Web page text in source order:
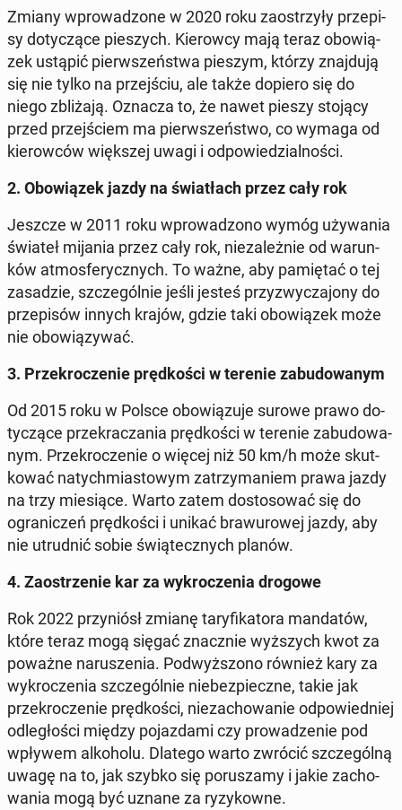
Zmiany wpro­wa­dzo­ne w 2020 roku za­ostrzy­ły prze­pi­
sy do­ty­czą­ce pie­szych. Kie­row­cy mają teraz obo­wią­
zek ustąpić pierw­szeń­stwa pieszym, którzy znaj­du­ją
się nie tylko na przej­ściu, ale także dopiero się do
niego zbli­ża­ją. Oznacza to, że nawet pieszy stojący
przed przej­ściem ma pierw­szeń­stwo, co wymaga od
kie­row­ców więk­szej uwagi i od­po­wie­dzial­no­ści.
2. Obo­wią­zek jazdy na świa­tłach przez cały rok
Jeszcze w 2011 roku wpro­wa­dzo­no wymóg uży­wa­nia
świateł mijania przez cały rok, nie­za­leż­nie od wa­run­
ków at­mos­fe­rycz­nych. To ważne, aby pa­mię­tać o tej
za­sa­dzie, szcze­gól­nie jeśli jesteś przy­zwy­cza­jo­ny do
prze­pi­sów innych krajów, gdzie taki obo­wią­zek może
nie obo­wią­zy­wać.
3. Prze­kro­cze­nie pręd­ko­ści w terenie za­bu­do­wa­nym
Od 2015 roku w Polsce obo­wią­zu­je surowe prawo do­
ty­czą­ce prze­kra­cza­nia pręd­ko­ści w terenie za­bu­do­wa­
nym. Prze­kro­cze­nie o więcej niż 50 km/h może skut­
ko­wać na­tych­mia­sto­wym za­trzy­ma­niem prawa jazdy
na trzy mie­sią­ce. Warto zatem do­sto­so­wać się do
ogra­ni­czeń pręd­ko­ści i unikać bra­wu­ro­wej jazdy, aby
nie utrud­nić sobie świą­tecz­nych planów.
4. Za­ostrze­nie kar za wy­kro­cze­nia drogowe
Rok 2022 przy­niósł zmianę ta­ry­fi­ka­to­ra man­da­tów,
które teraz mogą sięgać znacz­nie wyż­szych kwot za
poważne na­ru­sze­nia. Pod­wyż­szo­no również kary za
wy­kro­cze­nia szcze­gól­nie nie­bez­piecz­ne, takie jak
prze­kro­cze­nie pręd­ko­ści, nie­za­cho­wa­nie od­po­wied­niej
od­le­gło­ści między po­jaz­da­mi czy pro­wa­dze­nie pod
wpływem al­ko­ho­lu. Dlatego warto zwrócić szcze­gól­ną
uwagę na to, jak szybko się po­ru­sza­my i jakie za­cho­
wa­nia mogą być uznane za ry­zy­kow­ne.